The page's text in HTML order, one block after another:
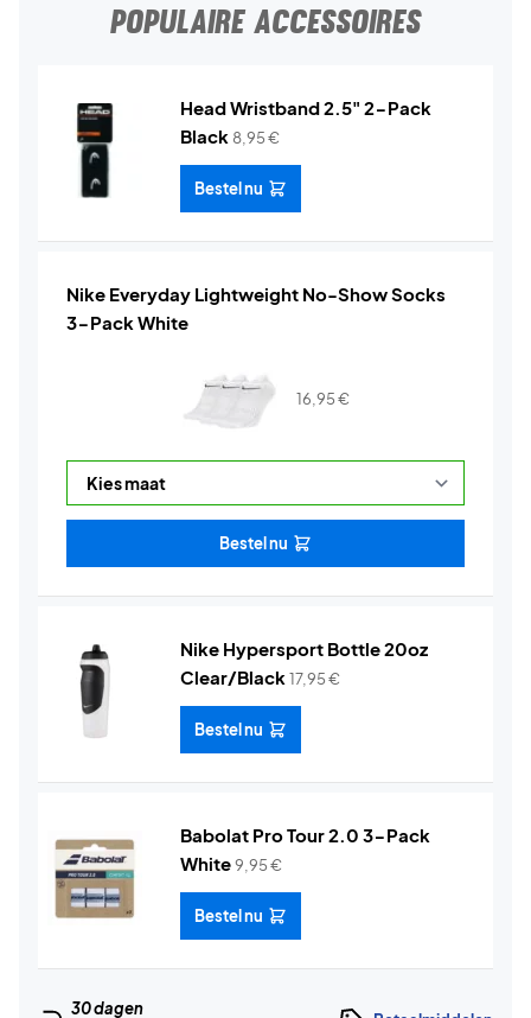
POPULAIRE ACCESSOIRES
Head Wristband 2.5" 2-Pack
Black 8,95€
Bestel nu
Nike Everyday Lightweight No-Show Socks
3-Pack White
16,95€
Bestel nu
Nike Hypersport Bottle 20oz
Clear/Black17,95€
Bestel nu
Babolat Pro Tour 2.0 3-Pack
White9,95€
Bestel nu
30 dagen